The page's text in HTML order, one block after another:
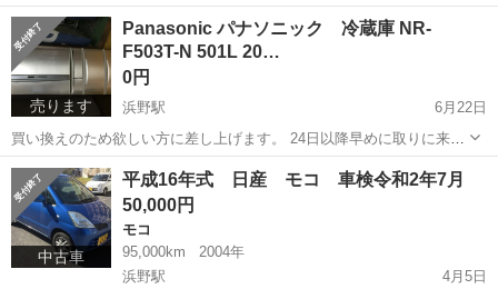
い。 サイズは170〜175cmくらいです。 宜しくお願い致します。
千葉 市原市 買いたい/ください ジャージ
売ります
Panasonic パナソニック 冷蔵庫 NR-
F503T-N 501L 20…
0円
浜野駅
6月22日
買い換えのため欲しい方に差し上げます。 24日以降早めに取りに来て
いただける方お願い致します。 本日も問題なく稼働してます。 外観は
傷、凹みあります。 軽く掃除しますが、落とし切れない汚れは ご了承
下さい。 ...
千葉 市原市 浜野駅 キッチン家電 Panasonic
中古車
平成16年式 日産 モコ 車検令和2年7月
50,000円
モコ
95,000km
2004年
浜野駅
4月5日